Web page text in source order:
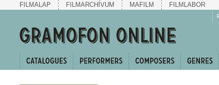
FILMALAP FILMARCHÍVUM MAFILM FILMLABOR